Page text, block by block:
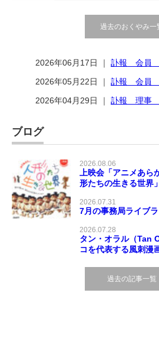
過去のおくやみ一
2026年06月17日 ｜ 訃報 会員
2026年05月22日 ｜ 訃報 会員
2026年04月29日 ｜ 訃報 理事
ブログ
2026.08.06
上映会「アニメあら
形たちの生きる世界」
2026.07.31
7月の事務局ライブ
2026.07.28
タン・オラル（Tan
コを代表する風刺漫
過去の記事一覧